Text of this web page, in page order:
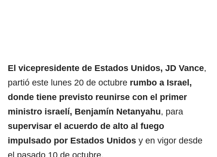
El vicepresidente de Estados Unidos, JD Vance,
partió este lunes 20 de octubre rumbo a Israel,
donde tiene previsto reunirse con el primer
ministro israelí, Benjamín Netanyahu, para
supervisar el acuerdo de alto al fuego
impulsado por Estados Unidos y en vigor desde
el pasado 10 de octubre.